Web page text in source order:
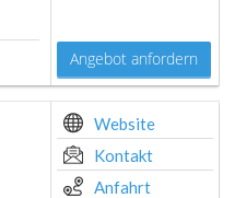
Angebot anfordern
Website
Kontakt
Anfahrt